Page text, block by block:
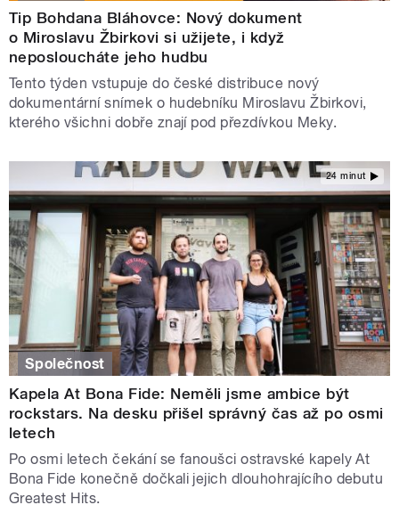
Tip Bohdana Bláhovce: Nový dokument
o Miroslavu Žbirkovi si užijete, i když
neposloucháte jeho hudbu
Tento týden vstupuje do české distribuce nový
dokumentární snímek o hudebníku Miroslavu Žbirkovi,
kterého všichni dobře znají pod přezdívkou Meky.
24 minut
Společnost
Kapela At Bona Fide: Neměli jsme ambice být
rockstars. Na desku přišel správný čas až po osmi
letech
Po osmi letech čekání se fanoušci ostravské kapely At
Bona Fide konečně dočkali jejich dlouhohrajícího debutu
Greatest Hits.